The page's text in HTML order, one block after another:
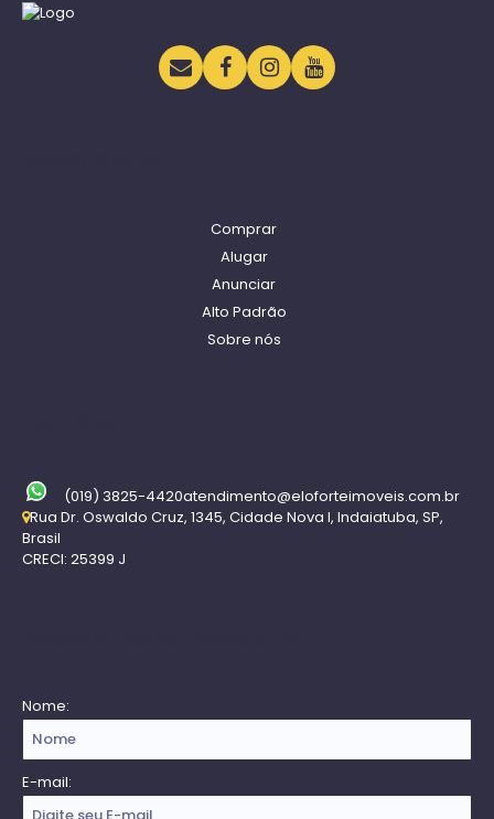
Comprar
Alugar
Anunciar
Alto Padrão
Sobre nós
(019) 3825-4420atendimento@eloforteimoveis.com.br
Rua Dr. Oswaldo Cruz, 1345, Cidade Nova I, Indaiatuba, SP,
Brasil
CRECI: 25399 J
Nome:
E-mail: